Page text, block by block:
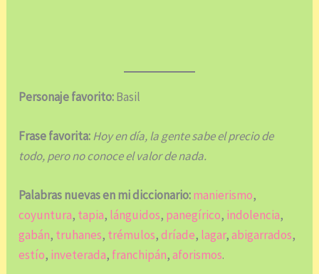
Personaje favorito:Basil
Frase favorita:Hoy en día, la gente sabe el precio de
todo, pero no conoce el valor de nada.
Palabras nuevas en mi diccionario:manierismo,
coyuntura, tapia, lánguidos, panegírico, indolencia,
gabán, truhanes, trémulos,dríade, lagar,abigarrados,
estío, inveterada, franchipán,aforismos.